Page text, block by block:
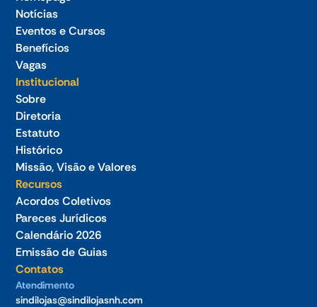
Notícias
Eventos e Cursos
Benefícios
Vagas
Institucional
Sobre
Diretoria
Estatuto
Histórico
Missão, Visão e Valores
Recursos
Acordos Coletivos
Pareces Jurídicos
Calendário 2026
Emissão de Guias
Contatos
Atendimento
sindilojas@sindilojasnh.com